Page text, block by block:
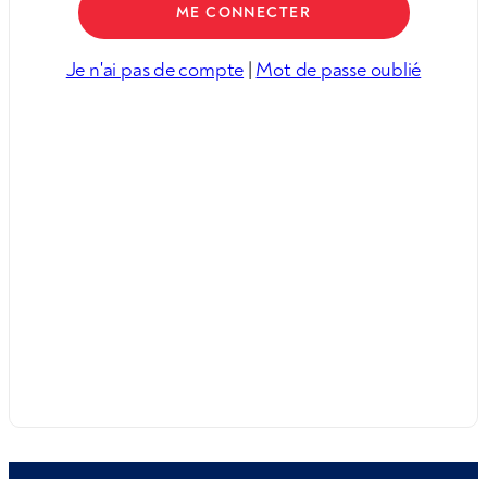
Je n'ai pas de compte | Mot de passe oublié